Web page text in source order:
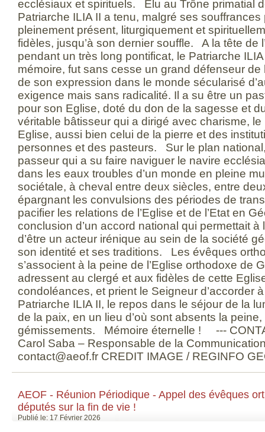
ecclésiaux et spirituels. Elu au Trône primatial
Patriarche ILIA II a tenu, malgré ses
pleinement présent, liturgiquement et
fidèles, jusqu’à son dernier souffle. A la tête de
pendant un très long pontificat, le Patriarche
mémoire, fut sans cesse un grand défenseur de
de son expression dans le monde sécularisé
exigence mais sans radicalité. Il a su être un
pour son Eglise, doté du don de la sagesse et
véritable bâtisseur qui a dirigé avec charisme,
Eglise, aussi bien celui de la pierre et des
personnes et des pasteurs. Sur le plan
passeur qui a su faire naviguer le navire
dans les eaux troubles d’un monde en pleine
sociétale, à cheval entre deux siècles, entre
épargnant les convulsions des périodes de
pacifier les relations de l’Eglise et de l’Etat en
conclusion d’un accord national qui permettait à
d’être un acteur irénique au sein de la société
son identité et ses traditions. Les évêques
s’associent à la peine de l’Eglise orthodoxe de
adressent au clergé et aux fidèles de cette
condoléances, et prient le Seigneur d’accorder
Patriarche ILIA II, le repos dans le séjour de la
de la paix, en un lieu d’où sont absents la
gémissements. Mémoire éternelle ! ---
Carol Saba – Responsable de la
contact@aeof.fr CREDIT IMAGE / REGINFO
AEOF - Réunion Périodique - Appel des évêques
députés sur la fin de vie !
Publié le: 17 Février 2026